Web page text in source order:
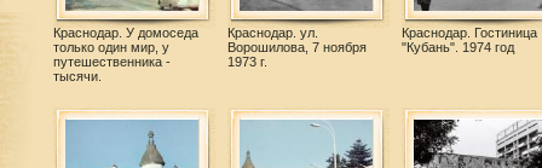
Краснодар. У домоседа
только один мир, у
путешественника -
тысячи.
Краснодар. ул.
Ворошилова, 7 ноября
1973 г.
Краснодар. Гостиница
"Кубань". 1974 год